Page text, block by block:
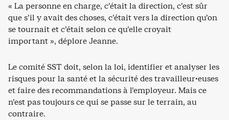
« La personne en charge, c’était la direction, c’est sûr
que s’il y avait des choses, c’était vers la direction qu’on
se tournait et c’était selon ce qu’elle croyait
important », déplore Jeanne.
Le comité SST doit, selon la loi, identifier et analyser les
risques pour la santé et la sécurité des travailleur·euses
et faire des recommandations à l’employeur. Mais ce
n’est pas toujours ce qui se passe sur le terrain, au
contraire.